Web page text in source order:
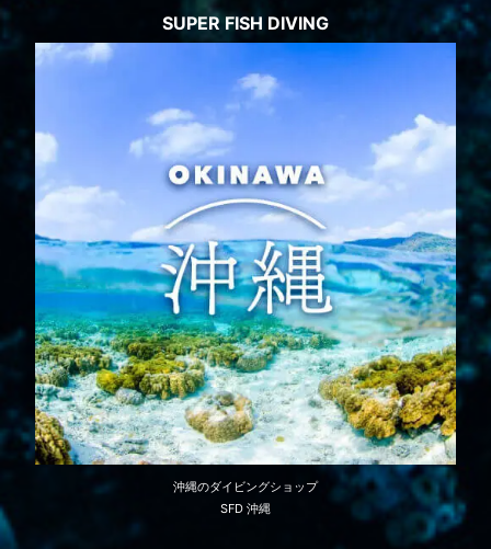
SUPER FISH DIVING
沖縄のダイビングショップ
SFD 沖縄